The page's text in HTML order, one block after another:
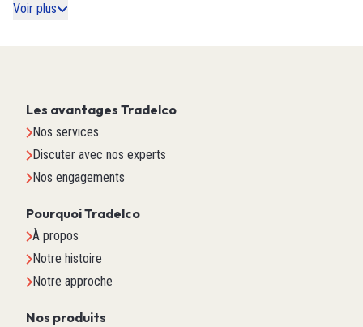
Voir plus
Les avantages Tradelco
Nos services
Discuter avec nos experts
Nos engagements
Pourquoi Tradelco
À propos
Notre histoire
Notre approche
Nos produits